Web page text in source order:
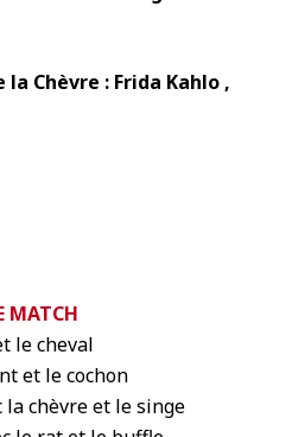
Chèvre : Frida Kahlo ,
MATCH
le cheval
et le cochon
la chèvre et le singe